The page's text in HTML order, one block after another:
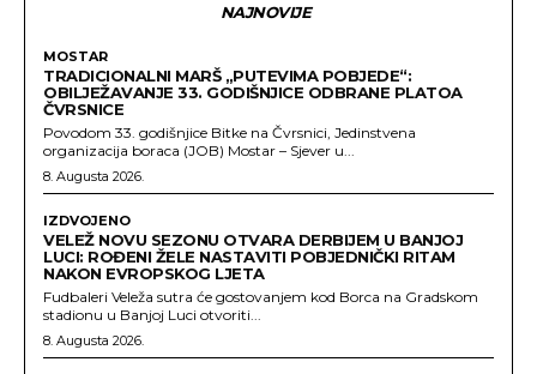
NAJNOVIJE
MOSTAR
TRADICIONALNI MARŠ „PUTEVIMA POBJEDE“:
OBILJEŽAVANJE 33. GODIŠNJICE ODBRANE PLATOA
ČVRSNICE
Povodom 33. godišnjice Bitke na Čvrsnici, Jedinstvena
organizacija boraca (JOB) Mostar – Sjever u...
8. Augusta 2026.
IZDVOJENO
VELEŽ NOVU SEZONU OTVARA DERBIJEM U BANJOJ
LUCI: ROĐENI ŽELE NASTAVITI POBJEDNIČKI RITAM
NAKON EVROPSKOG LJETA
Fudbaleri Veleža sutra će gostovanjem kod Borca na Gradskom
stadionu u Banjoj Luci otvoriti...
8. Augusta 2026.